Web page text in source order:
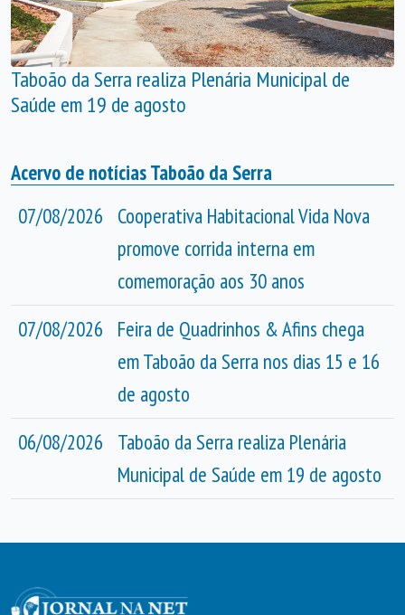
Taboão da Serra realiza Plenária Municipal de
Saúde em 19 de agosto
Acervo de notícias Taboão da Serra
07/08/2026
Cooperativa Habitacional Vida Nova
promove corrida interna em
comemoração aos 30 anos
07/08/2026
Feira de Quadrinhos & Afins chega
em Taboão da Serra nos dias 15 e 16
de agosto
06/08/2026
Taboão da Serra realiza Plenária
Municipal de Saúde em 19 de agosto